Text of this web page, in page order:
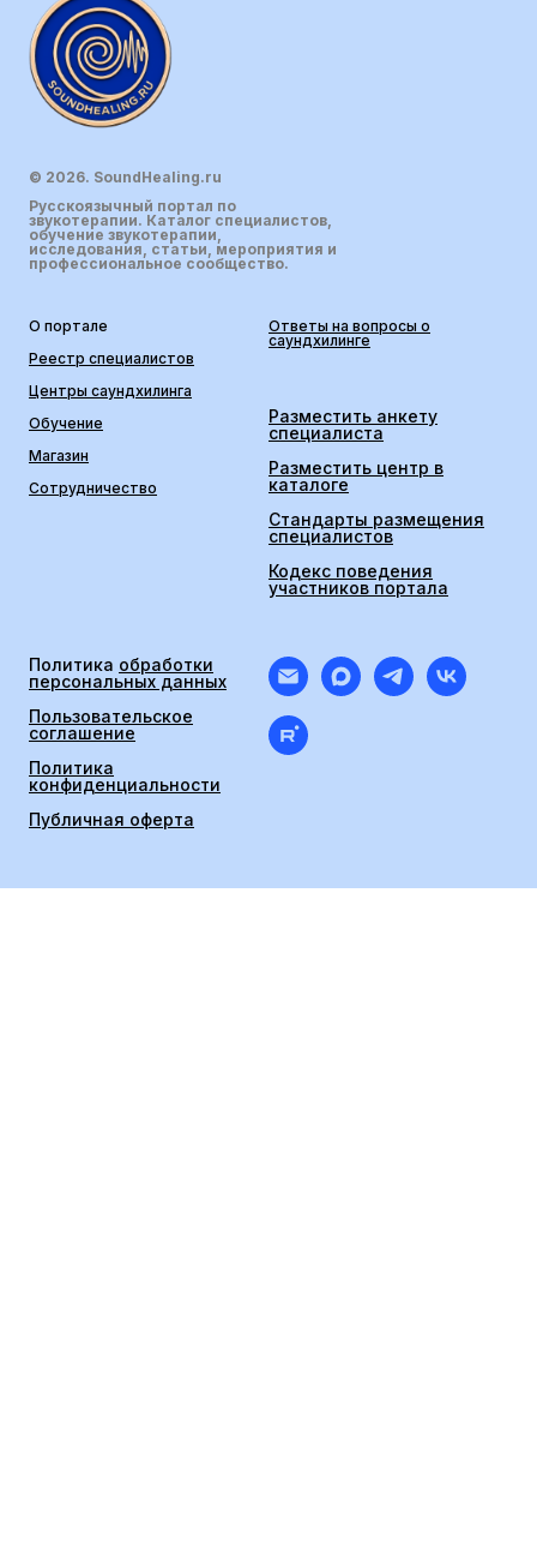
© 2026. SoundHealing.ru
Русскоязычный портал по
звукотерапии. Каталог специалистов,
обучение звукотерапии,
исследования, статьи, мероприятия и
профессиональное сообщество.
О портале
Реестр специалистов
Центры саундхилинга
Обучение
Магазин
Сотрудничество
Ответы на вопросы о
саундхилинге
Разместить анкету
специалиста
Разместить центр в
каталоге
Стандарты размещения
специалистов
Кодекс поведения
участников портала
Политика обработки
персональных данных
Пользовательское
соглашение
Политика
конфиденциальности
Публичная оферта